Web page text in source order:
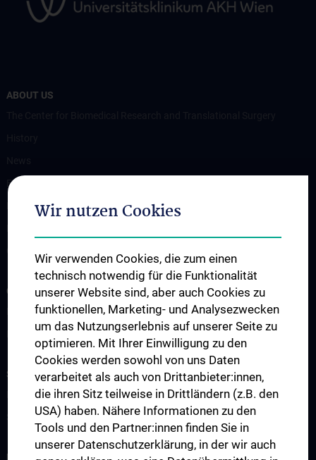
ABOUT US
Events
Publications
OUR DEPARTMENTS
Department Drug and Device Testing
Department Training and Simulation
STUDIES, TRAINING AND FURTHER EDUCATION
Information for Students
Summer School
RESEARCH
Wir nutzen Cookies
Wir verwenden Cookies, die zum einen
technisch notwendig für die Funktionalität
unserer Website sind, aber auch Cookies zu
funktionellen, Marketing- und Analysezwecken
um das Nutzungserlebnis auf unserer Seite zu
optimieren. Mit Ihrer Einwilligung zu den
Cookies werden sowohl von uns Daten
verarbeitet als auch von Drittanbieter:innen,
die ihren Sitz teilweise in Drittländern (z.B. den
USA) haben. Nähere Informationen zu den
Tools und den Partner:innen finden Sie in
unserer Datenschutzerklärung, in der wir auch